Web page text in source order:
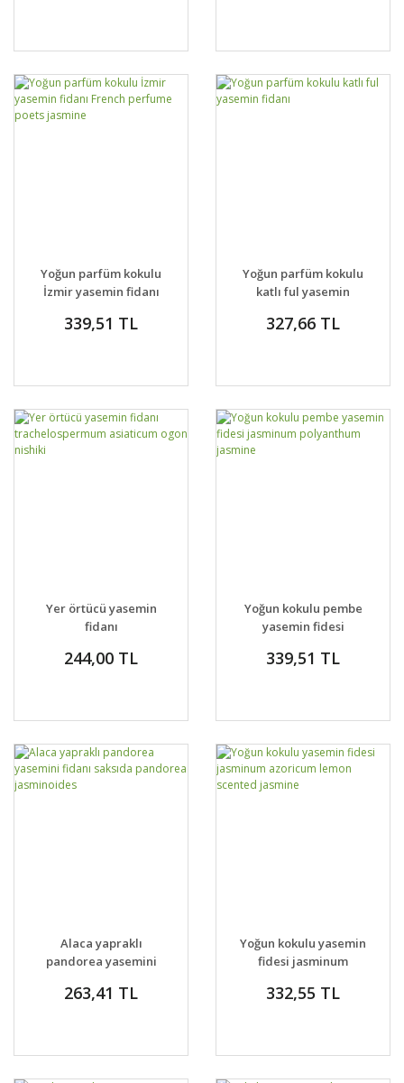
Yoğun parfüm kokulu
İzmir yasemin fidanı
jasmine
339,51 TL
Yoğun parfüm kokulu
katlı ful yasemin
327,66 TL
Yer örtücü yasemin
fidanı
asiaticum ogon nishiki
244,00 TL
Yoğun kokulu pembe
yasemin fidesi
jasmine
339,51 TL
Alaca yapraklı
pandorea yasemini
pandorea
263,41 TL
Yoğun kokulu yasemin
fidesi jasminum
scented jasmine
332,55 TL